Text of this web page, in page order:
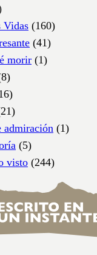
Vidas (160)
(41)
morir (1)
admiración (1)
(5)
visto (244)